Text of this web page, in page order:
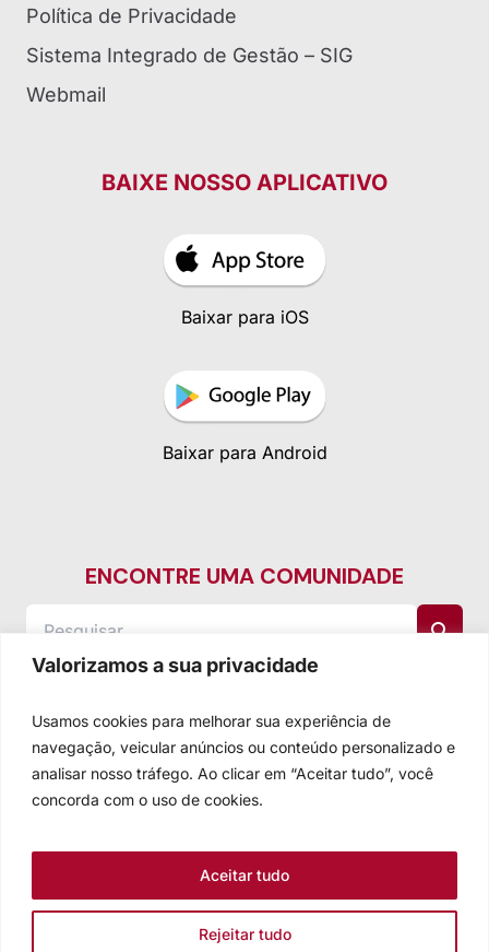
Valorizamos a sua privacidade
Usamos cookies para melhorar sua experiência de
navegação, veicular anúncios ou conteúdo personalizado e
analisar nosso tráfego. Ao clicar em “Aceitar tudo”, você
concorda com o uso de cookies.
Rejeitar tudo
Aceitar tudo
Política de Privacidade
Sistema Integrado de Gestão – SIG
Webmail
BAIXE NOSSO APLICATIVO
Baixar para iOS
Baixar para Android
ENCONTRE UMA COMUNIDADE